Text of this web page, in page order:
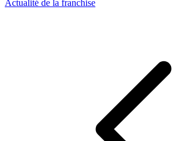
Actualité de la franchise